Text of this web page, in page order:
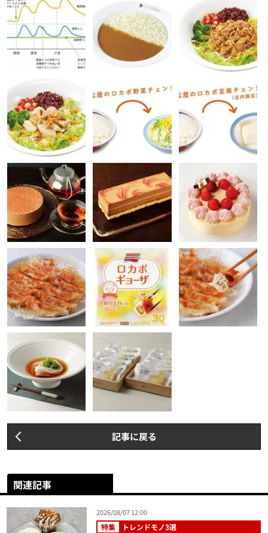
記事に戻る
関連記事
2026/08/07 12:00
特集 トレンドモノ3選